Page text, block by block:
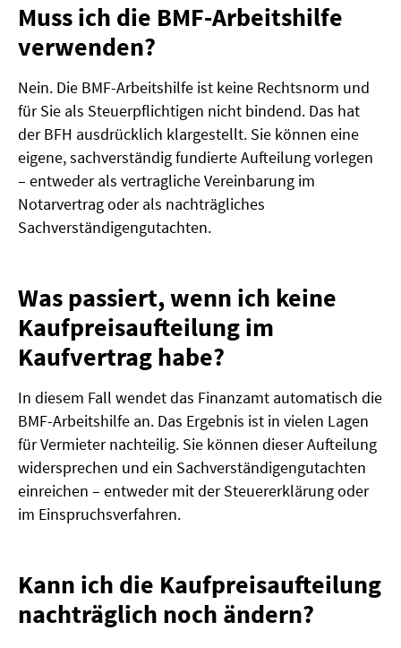
Muss ich die BMF-Arbeitshilfe
verwenden?
Nein. Die BMF-Arbeitshilfe ist keine Rechtsnorm und
für Sie als Steuerpflichtigen nicht bindend. Das hat
der BFH ausdrücklich klargestellt. Sie können eine
eigene, sachverständig fundierte Aufteilung vorlegen
– entweder als vertragliche Vereinbarung im
Notarvertrag oder als nachträgliches
Sachverständigengutachten.
Was passiert, wenn ich keine
Kaufpreisaufteilung im
Kaufvertrag habe?
In diesem Fall wendet das Finanzamt automatisch die
BMF-Arbeitshilfe an. Das Ergebnis ist in vielen Lagen
für Vermieter nachteilig. Sie können dieser Aufteilung
widersprechen und ein Sachverständigengutachten
einreichen – entweder mit der Steuererklärung oder
im Einspruchsverfahren.
Kann ich die Kaufpreisaufteilung
nachträglich noch ändern?